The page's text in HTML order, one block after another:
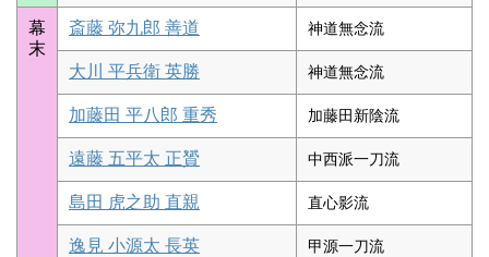
幕
末
斎藤 弥九郎 善道 神道無念流
大川 平兵衛 英勝 神道無念流
加藤田 平八郎 重秀 加藤田新陰流
遠藤 五平太 正贇 中西派一刀流
島田 虎之助 直親 直心影流
逸見 小源太 長英 甲源一刀流